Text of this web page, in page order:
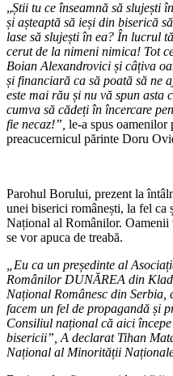
„Știi tu ce înseamnă să slujești
și așteaptă să ieși din biserică
lase să slujești în ea? În lucrul
cerut de la nimeni nimica! Tot
Boian Alexandrovici și câțiva
și financiară ca să poată să ne
este mai rău și nu vă spun asta
cumva să cădeți în încercare
fie necaz!”, le-a spus
preacucernicul părinte Doru
Parohul Borului, prezent la
unei biserici românești, la fel ca
Național al Românilor. Oamenii
se vor apuca de treabă.
„Eu ca un președinte al
Românilor DUNĂREA din
Național Românesc din Serbia,
facem un fel de propagandă și
Consiliul național că aici
bisericii”, A declarat Tihan
Național al Minorității